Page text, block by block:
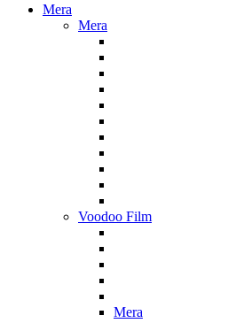
Mera
Mera
Voodoo Film
Mera